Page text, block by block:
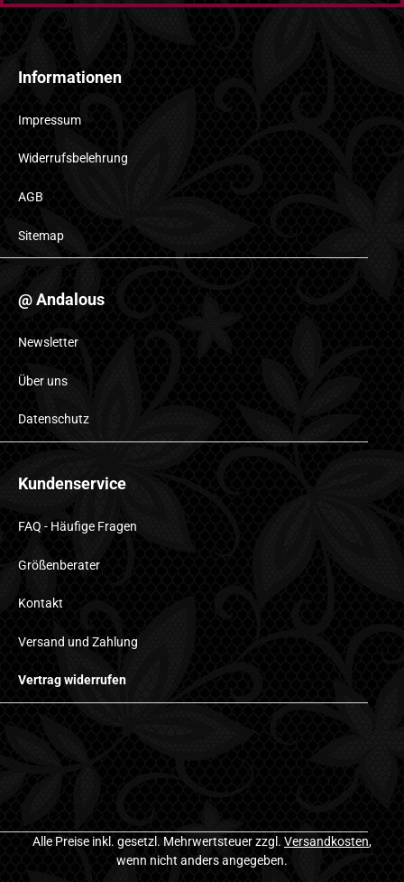
Informationen
Impressum
Widerrufsbelehrung
AGB
Sitemap
@ Andalous
Newsletter
Über uns
Datenschutz
Kundenservice
FAQ - Häufige Fragen
Größenberater
Kontakt
Versand und Zahlung
Vertrag widerrufen
Alle Preise inkl. gesetzl. Mehrwertsteuer zzgl. Versandkosten,
wenn nicht anders angegeben.